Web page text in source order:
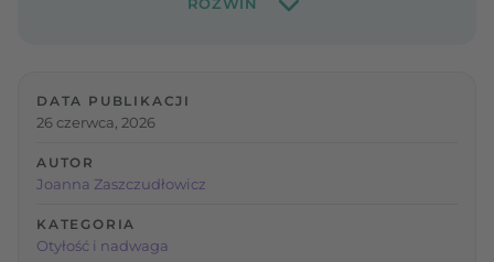
DATA PUBLIKACJI
26 czerwca, 2026
AUTOR
Joanna Zaszczudłowicz
KATEGORIA
Otyłość i nadwaga